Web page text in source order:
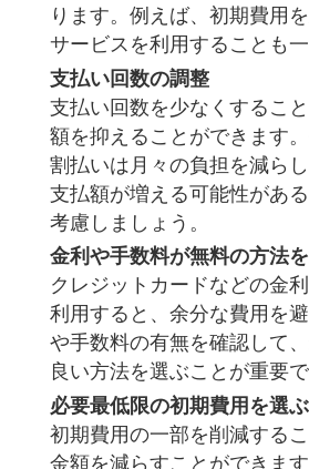
ります。例えば、初期費用
サービスを利用することも一
支払い回数の調整
支払い回数を少なくするこ
額を抑えることができます
割払いは月々の負担を減ら
支払額が増える可能性があ
考慮しましょう。
金利や手数料が無料の方法
クレジットカードなどの金
利用すると、余分な費用を
や手数料の有無を確認して
良い方法を選ぶことが重要で
必要最低限の初期費用を選ぶ
初期費用の一部を削減する
金額を減らすことができま